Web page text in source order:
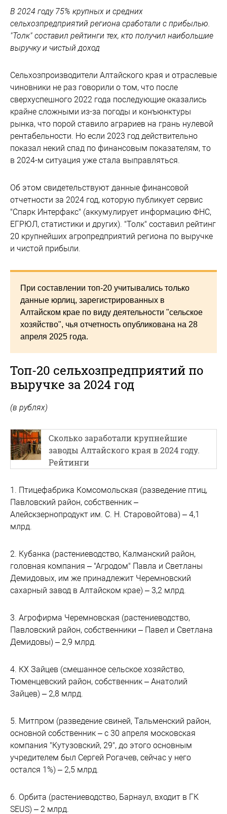
В 2024 году 75% крупных и средних
сельхозпредприятий региона сработали с прибылью.
"Толк" составил рейтинги тех, кто получил наибольшие
выручку и чистый доход
Сельхозпроизводители Алтайского края и отраслевые
чиновники не раз говорили о том, что после
сверхуспешного 2022 года последующие оказались
крайне сложными из-за погоды и конъюнктуры
рынка, что порой ставило аграриев на грань нулевой
рентабельности. Но если 2023 год действительно
показал некий спад по финансовым показателям, то
в 2024-м ситуация уже стала выправляться.
Об этом свидетельствуют данные финансовой
отчетности за 2024 год, которую публикует сервис
"Спарк Интерфакс" (аккумулирует информацию ФНС,
ЕГРЮЛ, статистики и других). "Толк" составил рейтинг
20 крупнейших агропредприятий региона по выручке
и чистой прибыли.
При составлении топ-20 учитывались только
данные юрлиц, зарегистрированных в
Алтайском крае по виду деятельности "сельское
хозяйство", чья отчетность опубликована на 28
апреля 2025 года.
Топ-20 сельхозпредприятий по
выручке за 2024 год
(в рублях)
Сколько заработали крупнейшие
заводы Алтайского края в 2024 году.
Рейтинги
1. Птицефабрика Комсомольская (разведение птиц,
Павловский район, собственник –
Алейскзернопродукт им. С. Н. Старовойтова) – 4,1
млрд.
2. Кубанка (растениеводство, Калманский район,
головная компания – "Агродом" Павла и Светланы
Демидовых, им же принадлежит Черемновский
сахарный завод в Алтайском крае) – 3,2 млрд.
3. Агрофирма Черемновская (растениеводство,
Павловский район, собственники – Павел и Светлана
Демидовы) – 2,9 млрд.
4. КХ Зайцев (смешанное сельское хозяйство,
Тюменцевский район, собственник – Анатолий
Зайцев) – 2,8 млрд.
5. Митпром (разведение свиней, Тальменский район,
основной собственник – с 30 апреля московская
компания "Кутузовский, 29", до этого основным
учредителем был Сергей Рогачев, сейчас у него
остался 1%) – 2,5 млрд.
6. Орбита (растениеводство, Барнаул, входит в ГК
SEUS) – 2 млрд.